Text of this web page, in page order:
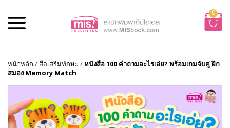
0
หน้าหลัก /สื่อเสริมทักษะ /หนังสือ 100 คำถามอะไรเอ่ย? พร้อมเกมจับคู่ ฝึก
สมอง Memory Match